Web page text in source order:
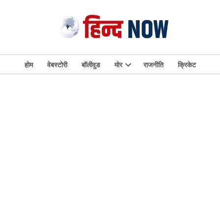
होम वेबस्टोरी बॉलीवुड मोर
Open
राजनीति क्रिकेट